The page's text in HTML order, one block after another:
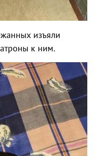
изъяли
к ним.